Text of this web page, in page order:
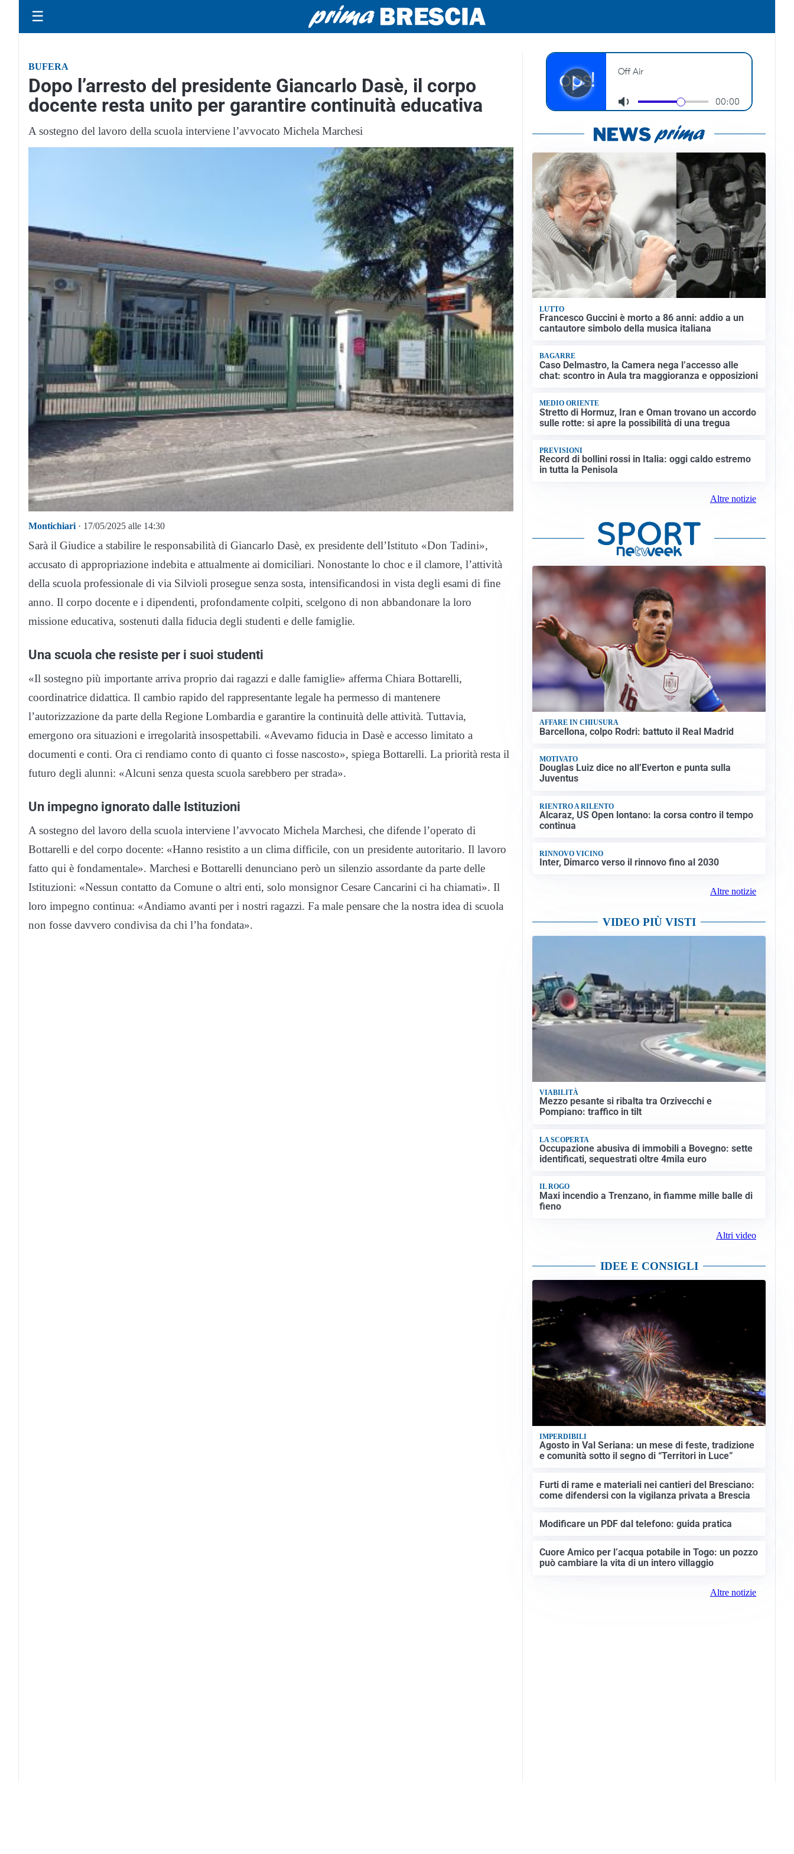
☰
BUFERA
Dopo l’arresto del presidente Giancarlo Dasè, il corpo
docente resta unito per garantire continuità educativa
A sostegno del lavoro della scuola interviene l’avvocato Michela Marchesi
Montichiari · 17/05/2025 alle 14:30
Sarà il Giudice a stabilire le responsabilità di Giancarlo Dasè, ex presidente dell’Istituto «Don Tadini»,
accusato di appropriazione indebita e attualmente ai domiciliari. Nonostante lo choc e il clamore, l’attività
della scuola professionale di via Silvioli prosegue senza sosta, intensificandosi in vista degli esami di fine
anno. Il corpo docente e i dipendenti, profondamente colpiti, scelgono di non abbandonare la loro
missione educativa, sostenuti dalla fiducia degli studenti e delle famiglie.
Una scuola che resiste per i suoi studenti
«Il sostegno più importante arriva proprio dai ragazzi e dalle famiglie» afferma Chiara Bottarelli,
coordinatrice didattica. Il cambio rapido del rappresentante legale ha permesso di mantenere
l’autorizzazione da parte della Regione Lombardia e garantire la continuità delle attività. Tuttavia,
emergono ora situazioni e irregolarità insospettabili. «Avevamo fiducia in Dasè e accesso limitato a
documenti e conti. Ora ci rendiamo conto di quanto ci fosse nascosto», spiega Bottarelli. La priorità resta il
futuro degli alunni: «Alcuni senza questa scuola sarebbero per strada».
Un impegno ignorato dalle Istituzioni
A sostegno del lavoro della scuola interviene l’avvocato Michela Marchesi, che difende l’operato di
Bottarelli e del corpo docente: «Hanno resistito a un clima difficile, con un presidente autoritario. Il lavoro
fatto qui è fondamentale». Marchesi e Bottarelli denunciano però un silenzio assordante da parte delle
Istituzioni: «Nessun contatto da Comune o altri enti, solo monsignor Cesare Cancarini ci ha chiamati». Il
loro impegno continua: «Andiamo avanti per i nostri ragazzi. Fa male pensare che la nostra idea di scuola
non fosse davvero condivisa da chi l’ha fondata».
LUTTO
Francesco Guccini è morto a 86 anni: addio a un
cantautore simbolo della musica italiana
BAGARRE
Caso Delmastro, la Camera nega l’accesso alle
chat: scontro in Aula tra maggioranza e opposizioni
MEDIO ORIENTE
Stretto di Hormuz, Iran e Oman trovano un accordo
sulle rotte: si apre la possibilità di una tregua
PREVISIONI
Record di bollini rossi in Italia: oggi caldo estremo
in tutta la Penisola
Altre notizie
AFFARE IN CHIUSURA
Barcellona, colpo Rodri: battuto il Real Madrid
MOTIVATO
Douglas Luiz dice no all’Everton e punta sulla
Juventus
RIENTRO A RILENTO
Alcaraz, US Open lontano: la corsa contro il tempo
continua
RINNOVO VICINO
Inter, Dimarco verso il rinnovo fino al 2030
Altre notizie
VIDEO PIÙ VISTI
VIABILITÀ
Mezzo pesante si ribalta tra Orzivecchi e
Pompiano: traffico in tilt
LA SCOPERTA
Occupazione abusiva di immobili a Bovegno: sette
identificati, sequestrati oltre 4mila euro
IL ROGO
Maxi incendio a Trenzano, in fiamme mille balle di
fieno
Altri video
IDEE E CONSIGLI
IMPERDIBILI
Agosto in Val Seriana: un mese di feste, tradizione
e comunità sotto il segno di “Territori in Luce”
Furti di rame e materiali nei cantieri del Bresciano:
come difendersi con la vigilanza privata a Brescia
Modificare un PDF dal telefono: guida pratica
Cuore Amico per l’acqua potabile in Togo: un pozzo
può cambiare la vita di un intero villaggio
Altre notizie